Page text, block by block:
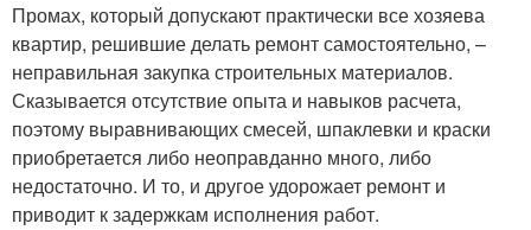
Промах, который допускают практически все хозяева
квартир, решившие делать ремонт самостоятельно, –
неправильная закупка строительных материалов.
Сказывается отсутствие опыта и навыков расчета,
поэтому выравнивающих смесей, шпаклевки и краски
приобретается либо неоправданно много, либо
недостаточно. И то, и другое удорожает ремонт и
приводит к задержкам исполнения работ.